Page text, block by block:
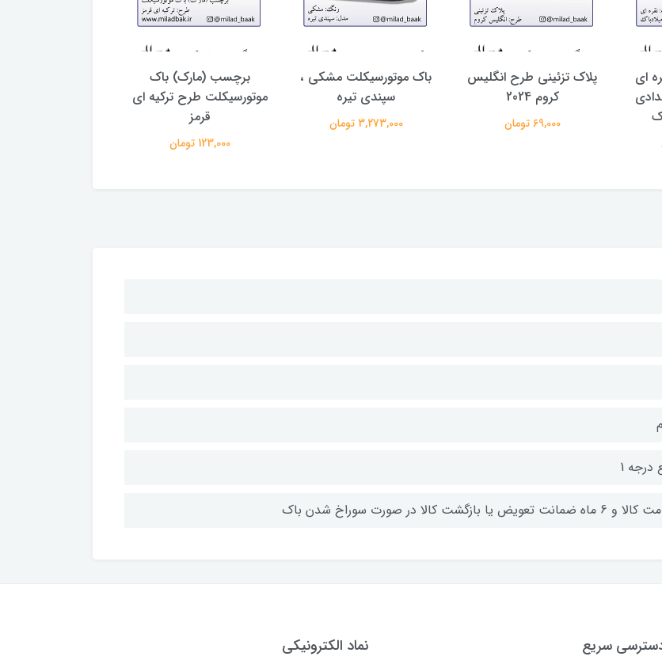
ای
پلاک تزئینی طرح انگلیس
کروم 2024
69,000 تومان
باک موتورسیکلت مشکی ،
سپندی تیره
3,273,000 تومان
برچسب (مارک) باک
موتورسیکلت طرح ترکیه ای
قرمز
123,000 تومان
درجه 1
کالا در صورت سوراخ شدن باک
سریع نماد الکترونیکی